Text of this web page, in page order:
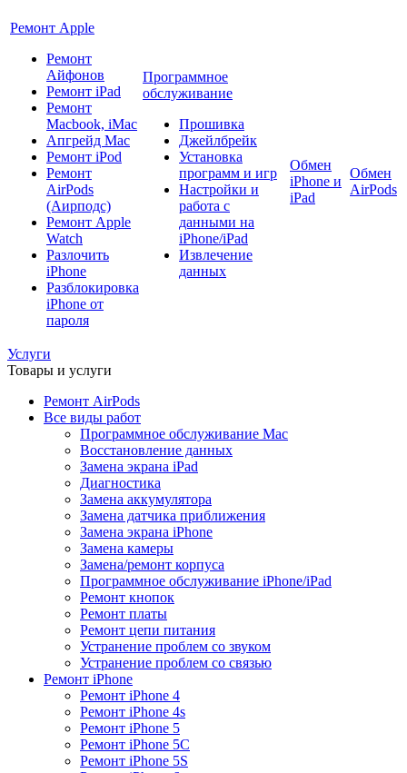
Ремонт Apple
Ремонт
Айфонов
Ремонт iPad
Ремонт
Macbook, iMac
Апгрейд Mac
Ремонт iPod
Ремонт
AirPods
(Аирподс)
Ремонт Apple
Watch
Разлочить
iPhone
Разблокировка
iPhone от
пароля
Программное
обслуживание
Прошивка
Джейлбрейк
Установка
программ и игр
Настройки и
работа с
данными на
iPhone/iPad
Извлечение
данных
Обмен
iPhone и
iPad
Обмен
AirPods
Услуги
Товары и услуги
Ремонт AirPods
Все виды работ
Программное обслуживание Mac
Восстановление данных
Замена экрана iPad
Диагностика
Замена аккумулятора
Замена датчика приближения
Замена экрана iPhone
Замена камеры
Замена/ремонт корпуса
Программное обслуживание iPhone/iPad
Ремонт кнопок
Ремонт платы
Ремонт цепи питания
Устранение проблем со звуком
Устранение проблем со связью
Ремонт iPhone
Ремонт iPhone 4
Ремонт iPhone 4s
Ремонт iPhone 5
Ремонт iPhone 5C
Ремонт iPhone 5S